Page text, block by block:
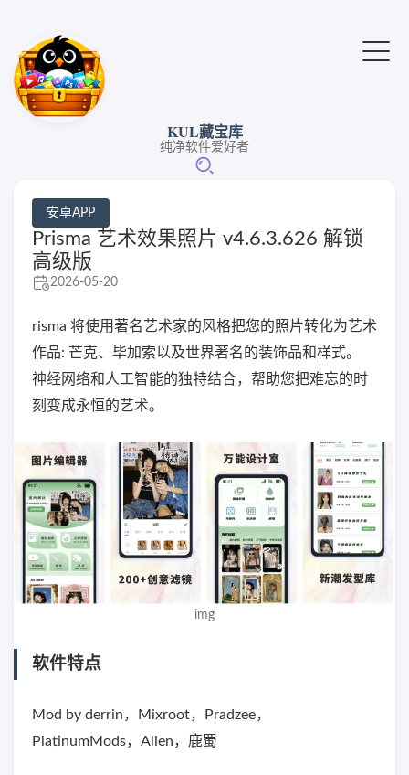
KUL藏宝库
纯净软件爱好者
安卓APP
Prisma 艺术效果照片 v4.6.3.626 解锁
高级版
2026-05-20
risma 将使用著名艺术家的风格把您的照片转化为艺术
作品: 芒克、毕加索以及世界著名的装饰品和样式。
神经网络和人工智能的独特结合，帮助您把难忘的时
刻变成永恒的艺术。
img
软件特点
Mod by derrin，Mixroot，Pradzee，
PlatinumMods，Alien，鹿蜀